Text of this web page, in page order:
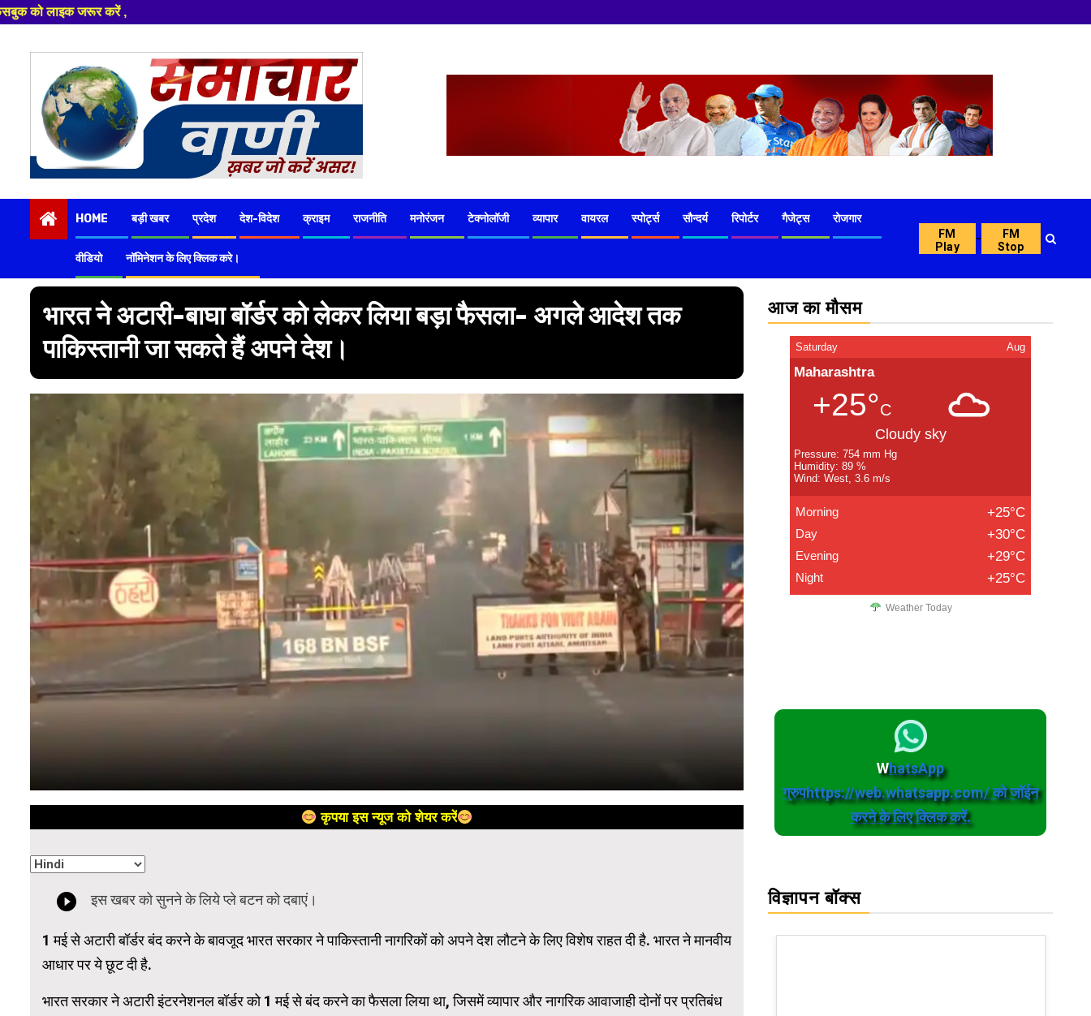
content
HOME बड़ी खबर प्रदेश देश-विदेश क्राइम राजनीति मनोरंजन टेक्नोलॉजी व्यापार वायरल स्पोर्ट्स सौन्दर्य रिपोर्टर गैजेट्स रोजगार
वीडियो नॉमिनेशन के लिए क्लिक करे।
FM
Play
-
FM
Stop
भारत ने अटारी-बाघा बॉर्डर को लेकर लिया बड़ा फैसला- अगले आदेश तक
पाकिस्तानी जा सकते हैं अपने देश।
कृपया इस न्यूज को शेयर करें
1 मई से अटारी बॉर्डर बंद करने के बावजूद भारत सरकार ने पाकिस्तानी नागरिकों को अपने देश लौटने के लिए विशेष राहत दी है. भारत ने मानवीय
आधार पर ये छूट दी है.
भारत सरकार ने अटारी इंटरनेशनल बॉर्डर को 1 मई से बंद करने का फैसला लिया था, जिसमें व्यापार और नागरिक आवाजाही दोनों पर प्रतिबंध
आज का मौसम
Saturday Aug
Maharashtra
+25°C
Cloudy sky
Pressure: 754 mm Hg
Humidity: 89 %
Wind: West, 3.6 m/s
Morning +25°C
Day +30°C
Evening +29°C
Night +25°C
Weather Today
WhatsApp
ग्रुपhttps://web.whatsapp.com/ को जॉईन
करने के लिए क्लिक करें.
विज्ञापन बॉक्स